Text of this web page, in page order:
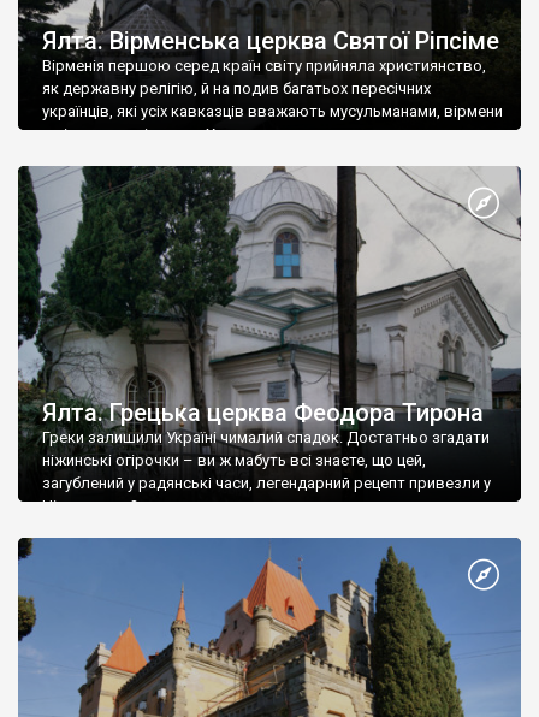
Ялта. Вірменська церква Святої Ріпсіме
Вірменія першою серед країн світу прийняла християнство,
як державну релігію, й на подив багатьох пересічних
українців, які усіх кавказців вважають мусульманами, вірмени
є відданими вірянами Христа
Ялта. Грецька церква Феодора Тирона
Греки залишили Україні чималий спадок. Достатньо згадати
ніжинські огірочки – ви ж мабуть всі знаєте, що цей,
загублений у радянські часи, легендарний рецепт привезли у
Ніжин греки?